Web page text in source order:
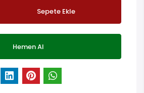
Sepete Ekle
Hemen Al